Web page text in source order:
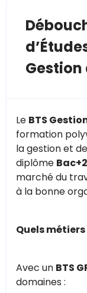
Gestion
Le BTS
formation
la gestion et
diplôme Bac+2
marché du
à la bonne
Quels métiers
Avec un BTS
domaines :